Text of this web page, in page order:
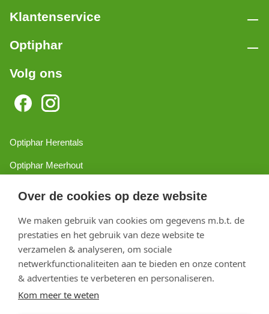
Over de cookies op deze website
We maken gebruik van cookies om gegevens m.b.t. de
prestaties en het gebruik van deze website te
verzamelen & analyseren, om sociale
netwerkfunctionaliteiten aan te bieden en onze content
& advertenties te verbeteren en personaliseren.
Kom meer te weten
Klantenservice
Optiphar
Volg ons
Optiphar Herentals
Optiphar Meerhout
Optiphar Turnhout
Copyright 2026 optiphar.com. Alle rechten voorbehouden